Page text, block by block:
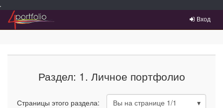
Преейти на главное меню
Вход
Раздел: 1. Личное портфолио
Страницы этого раздела: Вы на странице 1/1